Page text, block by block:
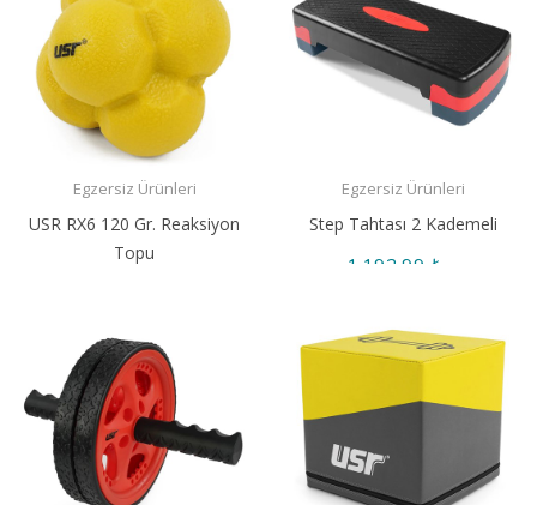
Egzersiz Ürünleri
USR RX6 120 Gr. Reaksiyon
Topu
Egzersiz Ürünleri
Step Tahtası 2 Kademeli
1.192,99 ₺